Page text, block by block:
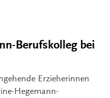
Berufskolleg bei
Erzieherinnen
Hegemann-